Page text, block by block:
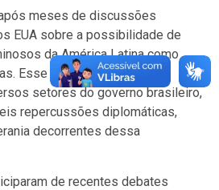
meses de discussões
EUA sobre a possibilidade de
da América Latina como
Esse debate gerou
setores do governo brasileiro,
repercussões diplomáticas,
decorrentes dessa
de recentes debates